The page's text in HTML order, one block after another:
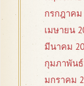
กรกฎาคม
เมษายน
มีนาคม
กุมภาพันธ์
มกราคม